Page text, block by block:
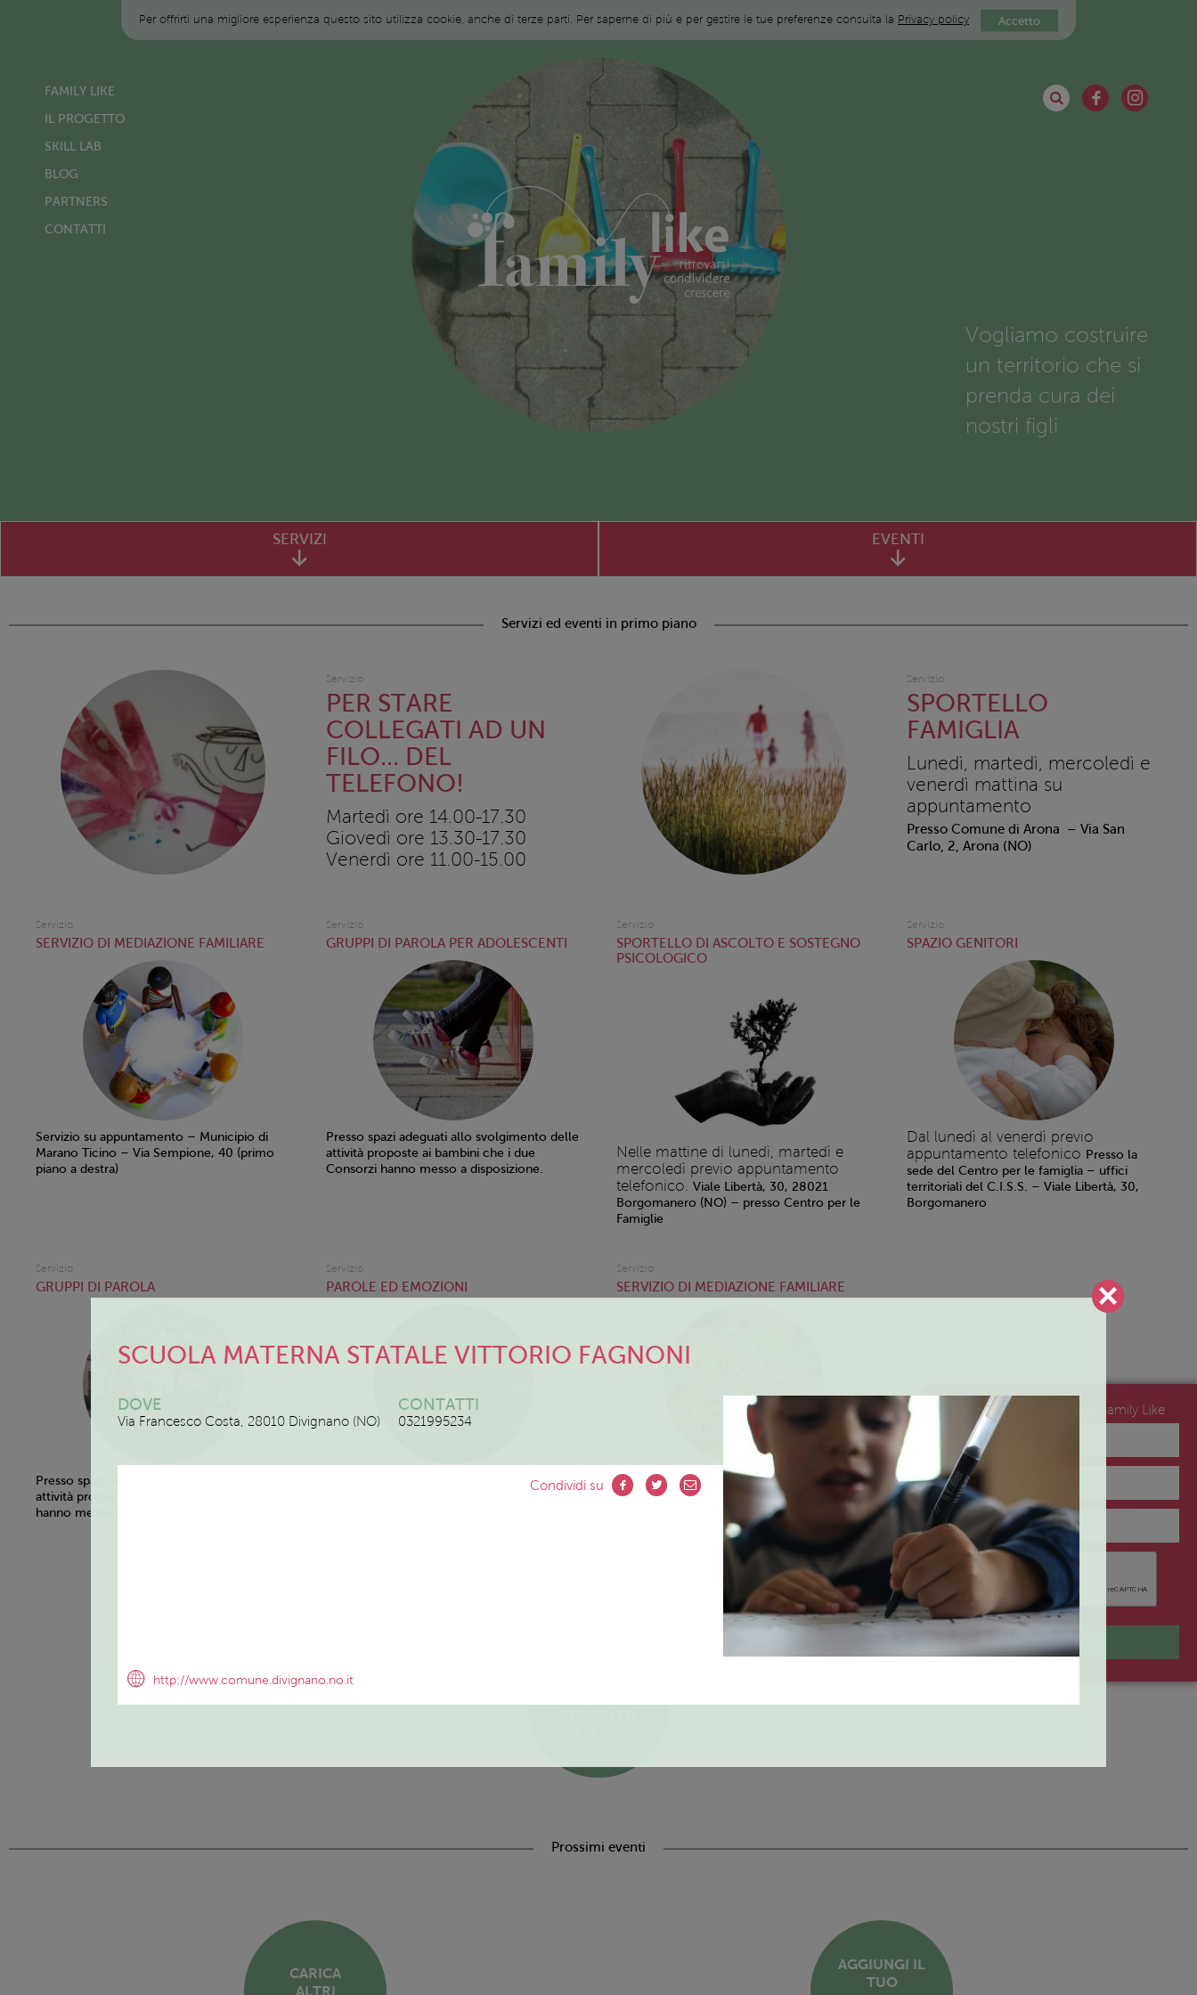
Per offrirti una migliore esperienza questo sito utilizza cookie, anche di terze parti. Per saperne di più e per gestire le tue preferenze consulta la Privacy policy Accetto
FAMILY LIKE
IL PROGETTO
SKILL LAB
BLOG
PARTNERS
CONTATTI
Vogliamo costruire
un territorio che si
prenda cura dei
nostri figli
SCUOLA MATERNA STATALE VITTORIO FAGNONI
DOVE
Via Francesco Costa, 28010 Divignano (NO)
CONTATTI
0321995234
Condividi su
http://www.comune.divignano.no.it
SERVIZI EVENTI
Servizi ed eventi in primo piano
Servizio
PER STARE
COLLEGATI AD UN
FILO... DEL
TELEFONO!
Martedì ore 14.00-17.30
Giovedì ore 13.30-17.30
Venerdì ore 11.00-15.00
Servizio
SPORTELLO
FAMIGLIA
Lunedì, martedì, mercoledì e
venerdì mattina su
appuntamento
Presso Comune di Arona – Via San
Carlo, 2, Arona (NO)
Servizio
SERVIZIO DI MEDIAZIONE FAMILIARE
Servizio su appuntamento – Municipio di
Marano Ticino – Via Sempione, 40 (primo
piano a destra)
Servizio
GRUPPI DI PAROLA PER ADOLESCENTI
Presso spazi adeguati allo svolgimento delle
attività proposte ai bambini che i due
Consorzi hanno messo a disposizione.
Servizio
SPORTELLO DI ASCOLTO E SOSTEGNO
PSICOLOGICO
Nelle mattine di lunedì, martedì e
mercoledì previo appuntamento
telefonico. Viale Libertà, 30, 28021
Borgomanero (NO) – presso Centro per le
Famiglie
Servizio
SPAZIO GENITORI
Dal lunedì al venerdì previo
appuntamento telefonico Presso la
sede del Centro per le famiglia – uffici
territoriali del C.I.S.S. – Viale Libertà, 30,
Borgomanero
Servizio
GRUPPI DI PAROLA
Presso spazi adeguati allo svolgimento delle
attività proposte ai bambini che i tre Enti
hanno messo a disposizione.
Servizio
PAROLE ED EMOZIONI
Gli incontri si svolgeranno una volta
Servizio
SERVIZIO DI MEDIAZIONE FAMILIARE
Su appuntamento Pianterreno del
Municipio di Arona, Via San Carlo 2 – Arona
Prossimi eventi
CARICA
ALTRI
AGGIUNGI IL
TUO
NEWSLETTER
Iscriviti alla newsletter di Family Like
ISCRIVIMI